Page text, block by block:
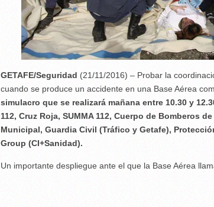
GETAFE/Seguridad (21/11/2016) – Probar la
cuando se produce un accidente en una Base Aérea
simulacro que se realizará mañana entre 10.30 y
112, Cruz Roja, SUMMA 112, Cuerpo de Bomberos
Municipal, Guardia Civil (Tráfico y Getafe),
Group (CI+Sanidad).
Un importante despliegue ante el que la Base Aérea